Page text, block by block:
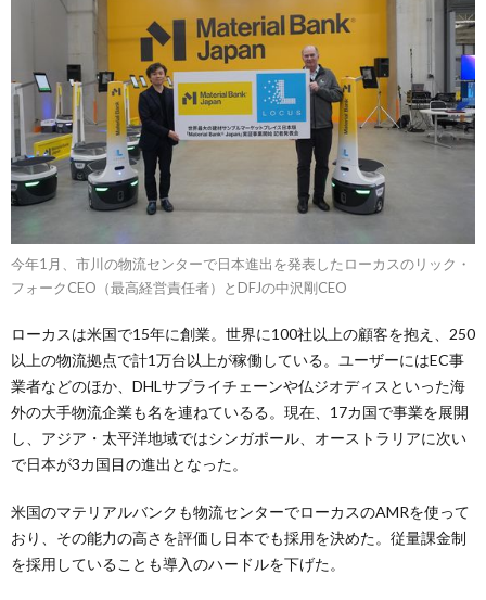
今年1月、市川の物流センターで日本進出を発表したローカスのリック・
フォークCEO（最高経営責任者）とDFJの中沢剛CEO
ローカスは米国で15年に創業。世界に100社以上の顧客を抱え、250
以上の物流拠点で計1万台以上が稼働している。ユーザーにはEC事
業者などのほか、DHLサプライチェーンや仏ジオディスといった海
外の大手物流企業も名を連ねているる。現在、17カ国で事業を展開
し、アジア・太平洋地域ではシンガポール、オーストラリアに次い
で日本が3カ国目の進出となった。
米国のマテリアルバンクも物流センターでローカスのAMRを使って
おり、その能力の高さを評価し日本でも採用を決めた。従量課金制
を採用していることも導入のハードルを下げた。